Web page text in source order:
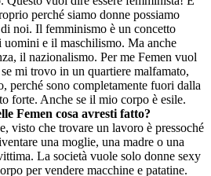
perché siamo donne possiamo
noi. Il femminismo è un concetto
e il maschilismo. Ma anche
il nazionalismo. Per me Femen vuol
mi trovo in un quartiere malfamato,
perché sono completamente fuori dalla
forte. Anche se il mio corpo è esile.
Femen cosa avresti fatto?
visto che trovare un lavoro è pressoché
una moglie, una madre o una
La società vuole solo donne sexy
per vendere macchine e patatine.